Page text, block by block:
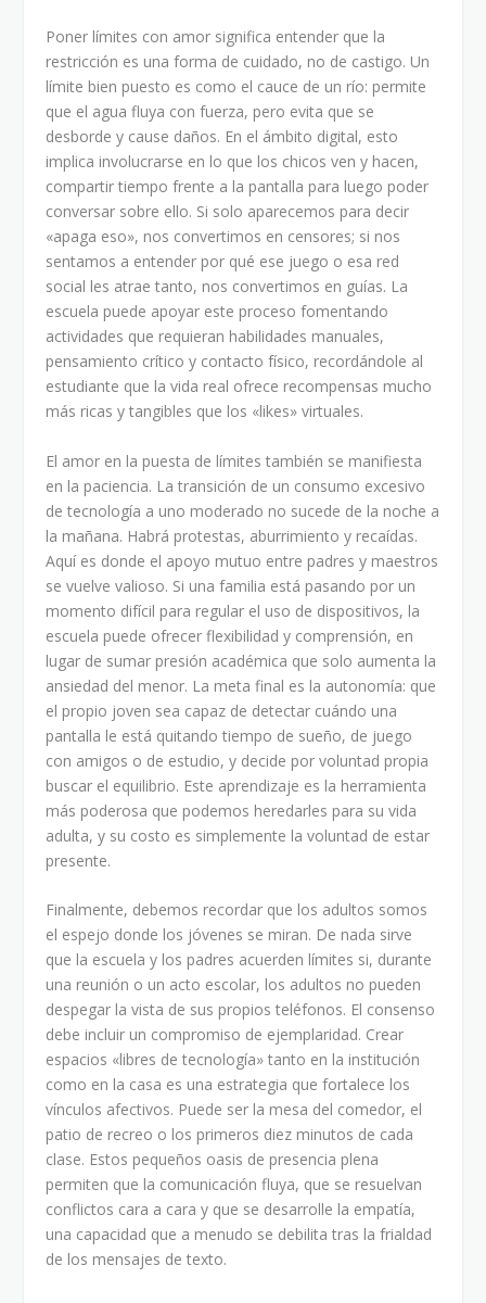
Poner límites con amor significa entender que la
restricción es una forma de cuidado, no de castigo. Un
límite bien puesto es como el cauce de un río: permite
que el agua fluya con fuerza, pero evita que se
desborde y cause daños. En el ámbito digital, esto
implica involucrarse en lo que los chicos ven y hacen,
compartir tiempo frente a la pantalla para luego poder
conversar sobre ello. Si solo aparecemos para decir
«apaga eso», nos convertimos en censores; si nos
sentamos a entender por qué ese juego o esa red
social les atrae tanto, nos convertimos en guías. La
escuela puede apoyar este proceso fomentando
actividades que requieran habilidades manuales,
pensamiento crítico y contacto físico, recordándole al
estudiante que la vida real ofrece recompensas mucho
más ricas y tangibles que los «likes» virtuales.
El amor en la puesta de límites también se manifiesta
en la paciencia. La transición de un consumo excesivo
de tecnología a uno moderado no sucede de la noche a
la mañana. Habrá protestas, aburrimiento y recaídas.
Aquí es donde el apoyo mutuo entre padres y maestros
se vuelve valioso. Si una familia está pasando por un
momento difícil para regular el uso de dispositivos, la
escuela puede ofrecer flexibilidad y comprensión, en
lugar de sumar presión académica que solo aumenta la
ansiedad del menor. La meta final es la autonomía: que
el propio joven sea capaz de detectar cuándo una
pantalla le está quitando tiempo de sueño, de juego
con amigos o de estudio, y decide por voluntad propia
buscar el equilibrio. Este aprendizaje es la herramienta
más poderosa que podemos heredarles para su vida
adulta, y su costo es simplemente la voluntad de estar
presente.
Finalmente, debemos recordar que los adultos somos
el espejo donde los jóvenes se miran. De nada sirve
que la escuela y los padres acuerden límites si, durante
una reunión o un acto escolar, los adultos no pueden
despegar la vista de sus propios teléfonos. El consenso
debe incluir un compromiso de ejemplaridad. Crear
espacios «libres de tecnología» tanto en la institución
como en la casa es una estrategia que fortalece los
vínculos afectivos. Puede ser la mesa del comedor, el
patio de recreo o los primeros diez minutos de cada
clase. Estos pequeños oasis de presencia plena
permiten que la comunicación fluya, que se resuelvan
conflictos cara a cara y que se desarrolle la empatía,
una capacidad que a menudo se debilita tras la frialdad
de los mensajes de texto.